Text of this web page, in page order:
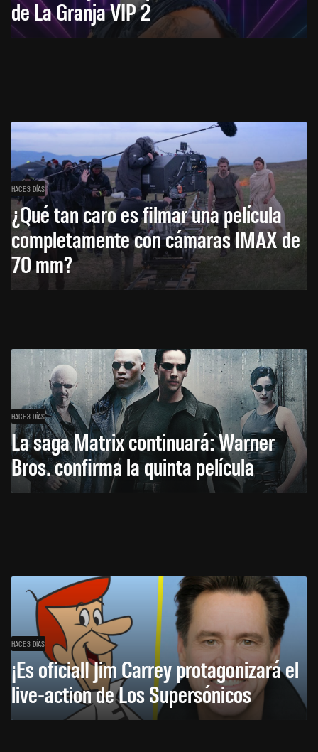
de La Granja VIP 2
HACE 3 DÍAS
¿Qué tan caro es filmar una película
completamente con cámaras IMAX de
70 mm?
HACE 3 DÍAS
La saga Matrix continuará: Warner
Bros. confirma la quinta película
HACE 3 DÍAS
¡Es oficial! Jim Carrey protagonizará el
live-action de Los Supersónicos